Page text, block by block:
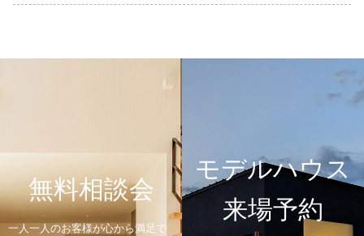
無料相談会
一人一人のお客様が心から満足で
モデルハウス
来場予約